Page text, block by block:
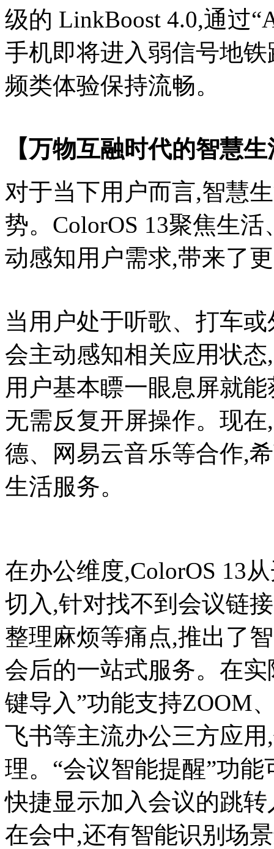
级的 LinkBoost 4.0,通过
手机即将进入弱信号地
频类体验保持流畅。
【万物互融时代的智慧
对于当下用户而言,智慧
势。ColorOS 13聚焦生
动感知用户需求,带来了
当用户处于听歌、打车
会主动感知相关应用状
用户基本瞟一眼息屏就
无需反复开屏操作。现
德、网易云音乐等合作,
生活服务。
在办公维度,ColorOS 13
切入,针对找不到会议链
整理麻烦等痛点,推出了
会后的一站式服务。在实
键导入”功能支持ZOOM
飞书等主流办公三方应
理。“会议智能提醒”功
快捷显示加入会议的跳
在会中,还有智能识别场